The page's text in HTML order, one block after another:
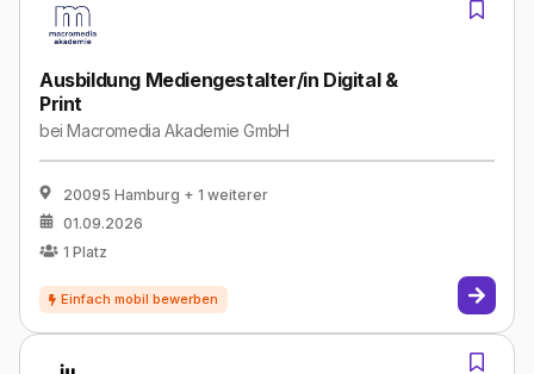
Ausbildung Mediengestalter/in Digital &
Print
beiMacromedia Akademie GmbH
20095 Hamburg + 1 weiterer
01.09.2026
1 Platz